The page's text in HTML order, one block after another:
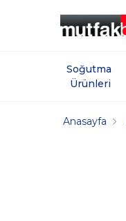
Soğutma
Ürünleri
Anasayfa